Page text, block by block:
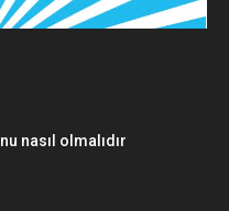
nasıl olmalıdır